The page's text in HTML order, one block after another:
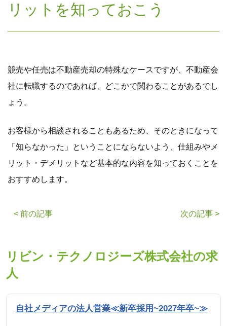
リットを知っておこう
競売や任売は不動産売却の特殊なケースですが、不動産会
社に転職するのであれば、どこかで関わることがあるでし
ょう。
お客様から相談されることもあるため、そのときになって
「知らなかった」ということにならないよう、仕組みやメ
リット・デメリットなど基本的な内容を知っておくことを
おすすめします。
< 前の記事 次の記事 >
リビン・テクノロジーズ株式会社の求
人
自社メディアの法人営業≪新卒採用~2027年卒~≫